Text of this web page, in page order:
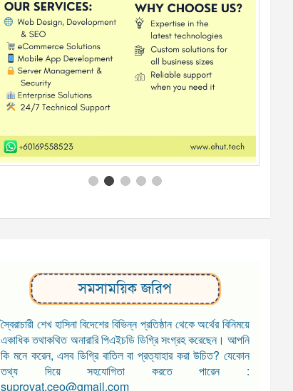
সমসাময়িক জরিপ
স্বৈরাচারী শেখ হাসিনা বিদেশের বিভিন্ন প্রতিষ্ঠান থেকে অর্থের বিনিময়ে
একাধিক তথাকথিত অনারারি পিএইচডি ডিগ্রি সংগ্রহ করেছেন। আপনি
কি মনে করেন, এসব ডিগ্রি বাতিল বা প্রত্যাহার করা উচিত? যেকোন
তথ্য দিয়ে সহযোগিতা করতে পারেন :
suprovat.ceo@gmail.com